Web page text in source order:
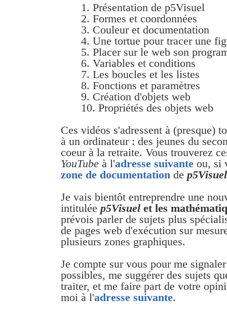
1. Présentation de p5Visuel
2. Formes et coordonnées
3. Couleur et documentation
4. Une tortue pour tracer une
5. Placer sur le web son
6. Variables et conditions
7. Les boucles et les listes
8. Fonctions et paramètres
9. Création d'objets web
10. Propriétés des objets web
Ces vidéos s'adressent à (presque)
à un ordinateur : des jeunes du
coeur à la retraite. Vous trouverez
YouTube à l'adresse suivante ou, si
zone de documentation de p5Visuel
Je vais bientôt entreprendre une
intitulée p5Visuel et les
prévois parler de sujets plus
de pages web d'exécution sur
plusieurs zones graphiques.
Je compte sur vous pour me
possibles, me suggérer des sujets
traiter, et me faire part de votre
moi à l'adresse suivante.